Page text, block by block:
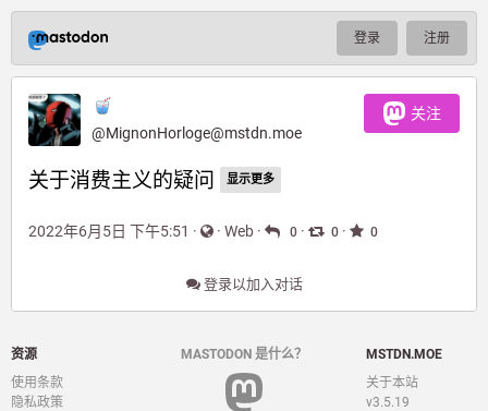
登录 注册
@MignonHorloge@mstdn.moe
关注
关于消费主义的疑问 显示更多
2022年6月5日 下午5:51 · · Web · 0 · 0 · 0
登录以加入对话
资源
使用条款
隐私政策
MASTODON 是什么？
MSTDN.MOE
关于本站
v3.5.19